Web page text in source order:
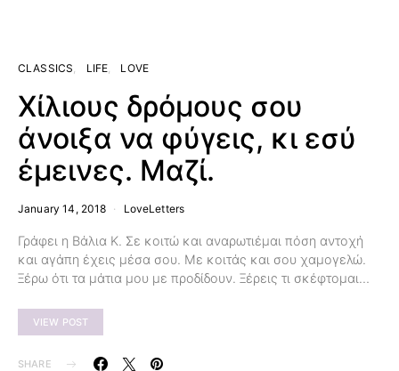
CLASSICS LIFE LOVE
Χίλιους δρόμους σου
άνοιξα να φύγεις, κι εσύ
έμεινες. Μαζί.
January 14, 2018 LoveLetters
Γράφει η Βάλια Κ. Σε κοιτώ και αναρωτιέμαι πόση αντοχή
και αγάπη έχεις μέσα σου. Με κοιτάς και σου χαμογελώ.
Ξέρω ότι τα μάτια μου με προδίδουν. Ξέρεις τι σκέφτομαι…
VIEW POST
SHARE